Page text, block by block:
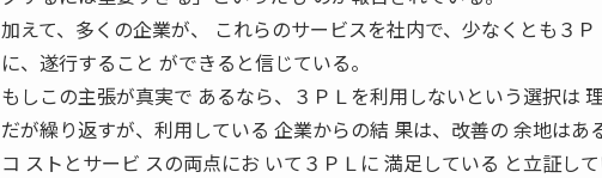
加えて、多くの企業が、 これらのサービスを社内で、少なくとも３
に、遂行すること ができると信じている。
もしこの主張が真実で あるなら、３ＰＬを利用しないという選択は 理
だが繰り返すが、利用している 企業からの結 果は、改善の 余地はあ
コ ストとサービ スの両点にお いて３ＰＬに 満足している と立証して